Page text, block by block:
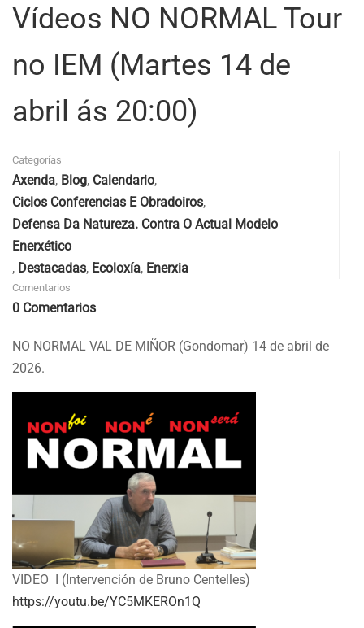
Vídeos NO NORMAL Tour
no IEM (Martes 14 de
abril ás 20:00)
Categorías
Axenda, Blog, Calendario,
Ciclos Conferencias E Obradoiros,
Defensa Da Natureza. Contra O Actual Modelo
Enerxético
, Destacadas, Ecoloxía, Enerxia
Comentarios
0 Comentarios
NO NORMAL VAL DE MIÑOR (Gondomar) 14 de abril de
2026.
VIDEO I (Intervención de Bruno Centelles)
https://youtu.be/YC5MKEROn1Q